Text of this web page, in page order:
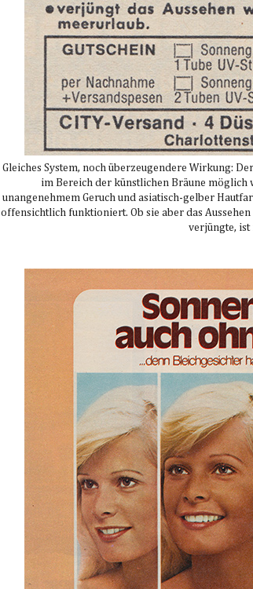
Gleiches System, noch überzeugendere Wirkung:
im Bereich der künstlichen Bräune möglich
unangenehmem Geruch und asiatisch-gelber
offensichtlich funktioniert. Ob sie aber das
verjüngte, ist